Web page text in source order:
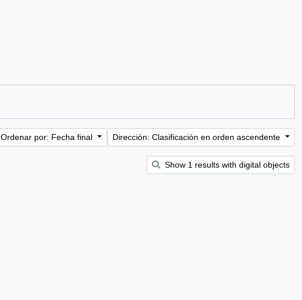
Ordenar por: Fecha final Dirección: Clasificación en orden ascendente
Show 1 results with digital objects